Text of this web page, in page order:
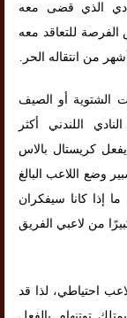
الذي قضى معه
الفرصة للتعاقد معه
من انتقاله الحر.
الشتوية أو الصيف
اللندني أكثر
يفعل كريستال بالاس
وضع اللاعب البالغ
ما إذا كانا سيفكران
من لاعبي الفريق
احتياطي، لذا قد